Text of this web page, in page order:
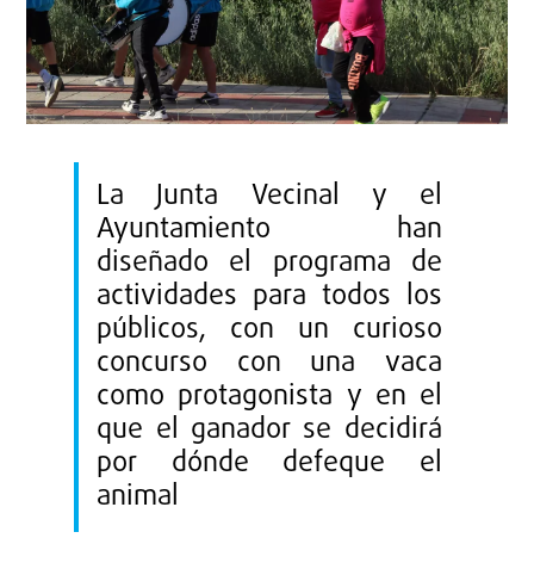
La Junta Vecinal y el
Ayuntamiento han
diseñado el programa de
actividades para todos los
públicos, con un curioso
concurso con una vaca
como protagonista y en el
que el ganador se decidirá
por dónde defeque el
animal